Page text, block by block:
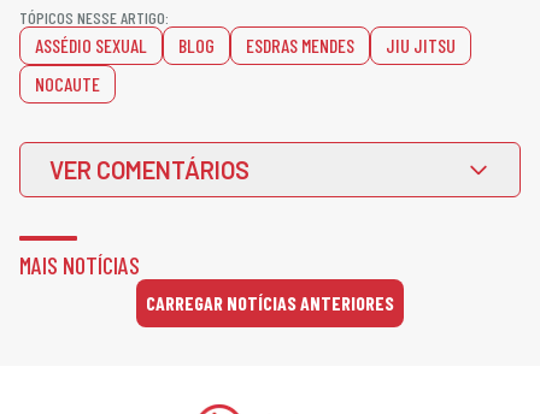
TÓPICOS NESSE ARTIGO:
ASSÉDIO SEXUAL BLOG ESDRAS MENDES
JIU JITSU
NOCAUTE
VER COMENTÁRIOS
MAIS NOTÍCIAS
CARREGAR NOTÍCIAS ANTERIORES